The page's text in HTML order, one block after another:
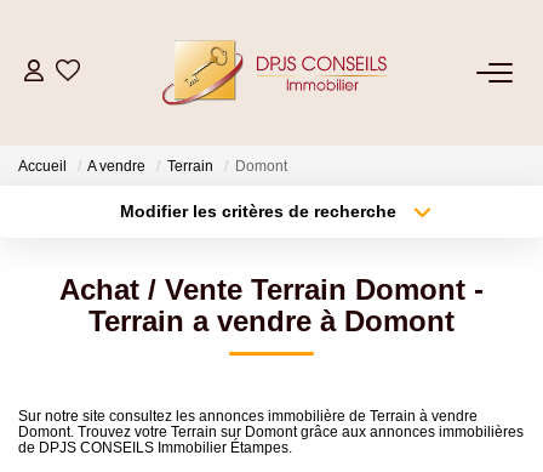
Louer
ESTIMER
GESTION LOCATIVE
Accueil A vendre Terrain Domont
Modifier les critères de recherche
Sélectionnez...
Type de bien
Surface min
Créer une alerte
Achat / Vente Terrain Domont -
Terrain a vendre à Domont
Sur notre site consultez les annonces immobilière de Terrain à vendre
Domont. Trouvez votre Terrain sur Domont grâce aux annonces immobilières
de DPJS CONSEILS Immobilier Étampes.